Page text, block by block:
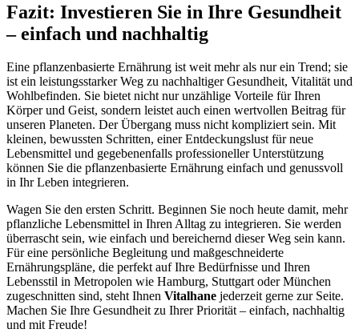
Fazit: Investieren Sie in Ihre Gesundheit
– einfach und nachhaltig
Eine pflanzenbasierte Ernährung ist weit mehr als nur ein Trend; sie
ist ein leistungsstarker Weg zu nachhaltiger Gesundheit, Vitalität und
Wohlbefinden. Sie bietet nicht nur unzählige Vorteile für Ihren
Körper und Geist, sondern leistet auch einen wertvollen Beitrag für
unseren Planeten. Der Übergang muss nicht kompliziert sein. Mit
kleinen, bewussten Schritten, einer Entdeckungslust für neue
Lebensmittel und gegebenenfalls professioneller Unterstützung
können Sie die pflanzenbasierte Ernährung einfach und genussvoll
in Ihr Leben integrieren.
Wagen Sie den ersten Schritt. Beginnen Sie noch heute damit, mehr
pflanzliche Lebensmittel in Ihren Alltag zu integrieren. Sie werden
überrascht sein, wie einfach und bereichernd dieser Weg sein kann.
Für eine persönliche Begleitung und maßgeschneiderte
Ernährungspläne, die perfekt auf Ihre Bedürfnisse und Ihren
Lebensstil in Metropolen wie Hamburg, Stuttgart oder München
zugeschnitten sind, steht Ihnen Vitalhane jederzeit gerne zur Seite.
Machen Sie Ihre Gesundheit zu Ihrer Priorität – einfach, nachhaltig
und mit Freude!